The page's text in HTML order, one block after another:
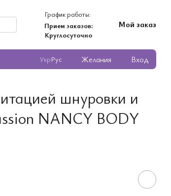
График работы:
Прием заказов:
Круглосуточно
Мой заказ
УкрРус Желания Вход
шнуровки и
NANCY BODY